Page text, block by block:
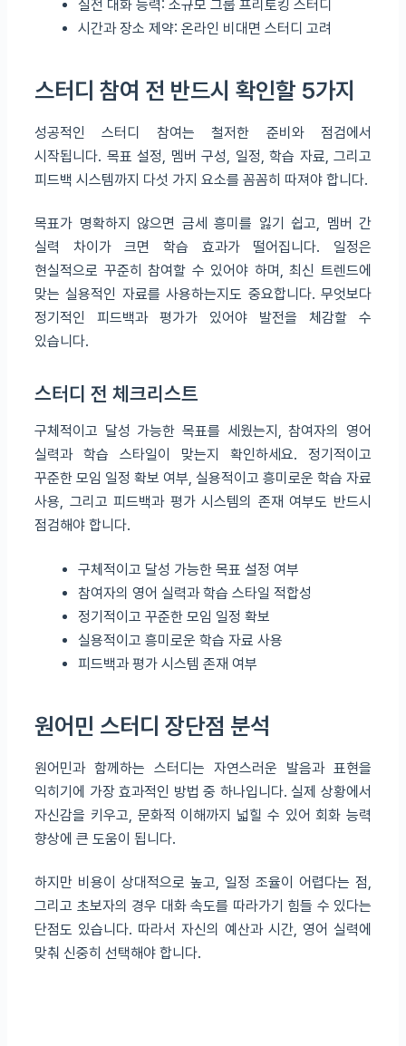
실전 대화 능력: 소규모 그룹 프리토킹 스터디
시간과 장소 제약: 온라인 비대면 스터디 고려
스터디 참여 전 반드시 확인할 5가지
성공적인 스터디 참여는 철저한 준비와 점검에서
시작됩니다. 목표 설정, 멤버 구성, 일정, 학습 자료, 그리고
피드백 시스템까지 다섯 가지 요소를 꼼꼼히 따져야 합니다.
목표가 명확하지 않으면 금세 흥미를 잃기 쉽고, 멤버 간
실력 차이가 크면 학습 효과가 떨어집니다. 일정은
현실적으로 꾸준히 참여할 수 있어야 하며, 최신 트렌드에
맞는 실용적인 자료를 사용하는지도 중요합니다. 무엇보다
정기적인 피드백과 평가가 있어야 발전을 체감할 수
있습니다.
스터디 전 체크리스트
구체적이고 달성 가능한 목표를 세웠는지, 참여자의 영어
실력과 학습 스타일이 맞는지 확인하세요. 정기적이고
꾸준한 모임 일정 확보 여부, 실용적이고 흥미로운 학습 자료
사용, 그리고 피드백과 평가 시스템의 존재 여부도 반드시
점검해야 합니다.
구체적이고 달성 가능한 목표 설정 여부
참여자의 영어 실력과 학습 스타일 적합성
정기적이고 꾸준한 모임 일정 확보
실용적이고 흥미로운 학습 자료 사용
피드백과 평가 시스템 존재 여부
원어민 스터디 장단점 분석
원어민과 함께하는 스터디는 자연스러운 발음과 표현을
익히기에 가장 효과적인 방법 중 하나입니다. 실제 상황에서
자신감을 키우고, 문화적 이해까지 넓힐 수 있어 회화 능력
향상에 큰 도움이 됩니다.
하지만 비용이 상대적으로 높고, 일정 조율이 어렵다는 점,
그리고 초보자의 경우 대화 속도를 따라가기 힘들 수 있다는
단점도 있습니다. 따라서 자신의 예산과 시간, 영어 실력에
맞춰 신중히 선택해야 합니다.